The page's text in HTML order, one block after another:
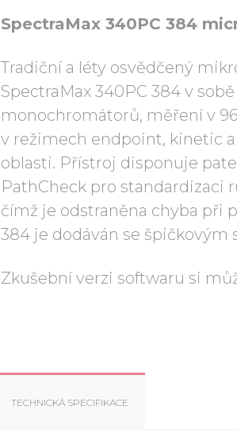
SpectraMax 340PC 384
Tradiční a léty osvědčený
SpectraMax 340PC 384 v
monochromátorů, měření v
v režimech endpoint, kinetic
oblasti. Přístroj disponuje
PathCheck pro standardizaci
čímž je odstraněna chyba při
384 je dodáván se špičkovým
Zkušební verzi softwaru si
TECHNICKÁ SPECIFIKACE